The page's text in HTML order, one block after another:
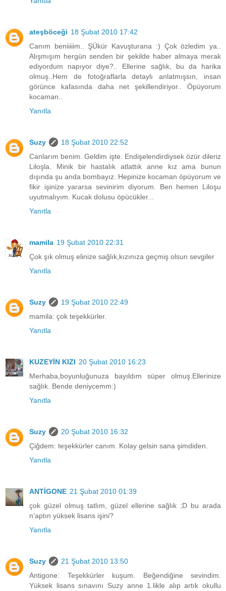
ateşböceği 18 Şubat 2010 17:42
Canım beniiiiim.. ŞÜkür Kavuşturana :) Çok özledim ya..
Alışmışım hergün senden bir şekilde haber almaya merak
ediyordum napıyor diye?.. Ellerine sağlık, bu da harika
olmuş..Hem de fotoğraflarla detaylı anlatmışsın, insan
görünce kafasında daha net şekillendiriyor.. Öpüyorum
kocaman..
Yanıtla
Suzy
18 Şubat 2010 22:52
Canlarım benim. Geldim işte. Endişelendirdiysek özür dileriz
Liloşla. Minik bir hastalık atlattık anne kız ama bunun
dışında şu anda bombayız. Hepinize kocaman öpüyorum ve
fikir işinize yararsa sevinirim diyorum. Ben hemen Liloşu
uyutmalıyım. Kucak dolusu öpücükler...
Yanıtla
mamila 19 Şubat 2010 22:31
Çok şık olmuş elinize sağlık,kızınıza geçmiş olsun sevgiler
Yanıtla
Suzy
19 Şubat 2010 22:49
mamila: çok teşekkürler.
Yanıtla
KUZEYİN KIZI 20 Şubat 2010 16:23
Merhaba,boyunluğunuza bayıldım süper olmuş.Ellerinize
sağlık. Bende deniycemm:)
Yanıtla
Suzy
20 Şubat 2010 16:32
Çiğdem: teşekkürler canım. Kolay gelsin sana şimdiden.
Yanıtla
ANTİGONE 21 Şubat 2010 01:39
çok güzel olmuş tatlım, güzel ellerine sağlık ;D bu arada
n'aptın yüksek lisans işini?
Yanıtla
Suzy
21 Şubat 2010 13:50
Antigone: Teşekkürler kuşum. Beğendiğine sevindim.
Yüksek lisans sınavını Suzy anne 1.likle alıp artık okullu